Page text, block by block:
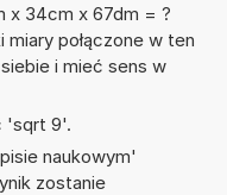
x 34cm x 67dm = ?
połączone w ten
i mieć sens w
'sqrt 9'.
naukowym'
zostanie